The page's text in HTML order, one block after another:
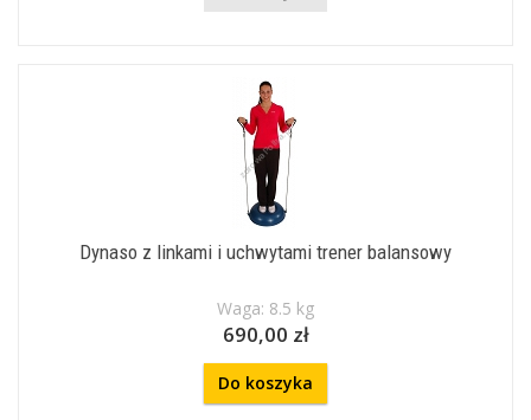
Dynaso z linkami i uchwytami trener balansowy
Waga: 8.5 kg
690,00 zł
Do koszyka